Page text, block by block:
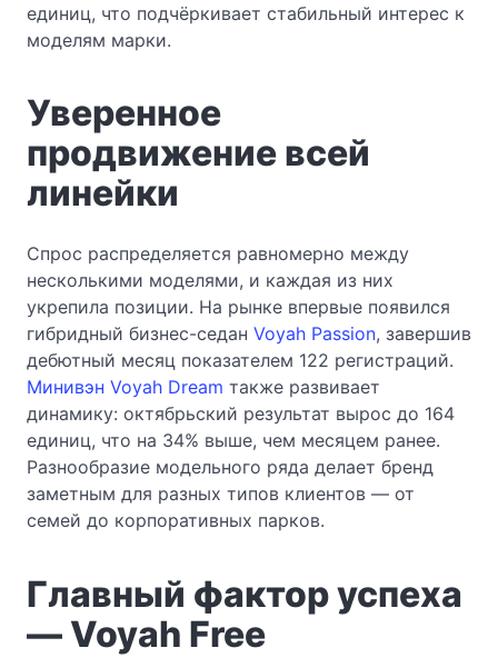
единиц, что подчёркивает стабильный интерес к
моделям марки.
Уверенное
продвижение всей
линейки
Спрос распределяется равномерно между
несколькими моделями, и каждая из них
укрепила позиции. На рынке впервые появился
гибридный бизнес-седан Voyah Passion, завершив
дебютный месяц показателем 122 регистраций.
Минивэн Voyah Dream также развивает
динамику: октябрьский результат вырос до 164
единиц, что на 34% выше, чем месяцем ранее.
Разнообразие модельного ряда делает бренд
заметным для разных типов клиентов — от
семей до корпоративных парков.
Главный фактор успеха
— Voyah Free